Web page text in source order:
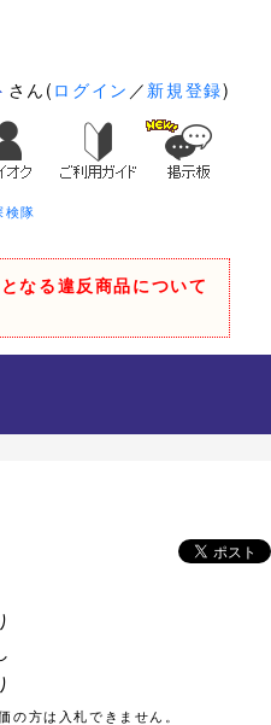
さん( ログイン ／ 新規登録)
検隊
なる違反商品について
の方は入札できません。